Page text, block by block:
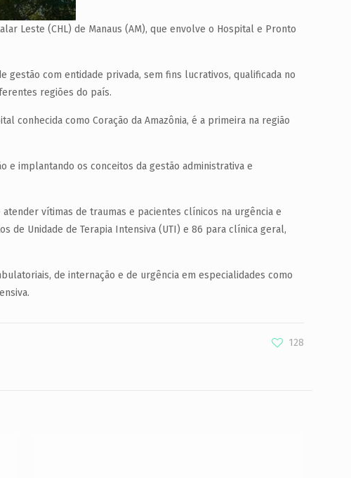
Leste (CHL) de Manaus (AM), que envolve o Hospital e Pronto
gestão com entidade privada, sem fins lucrativos, qualificada no
regiões do país.
conhecida como Coração da Amazônia, é a primeira na região
e implantando os conceitos da gestão administrativa e
vítimas de traumas e pacientes clínicos na urgência e
de Unidade de Terapia Intensiva (UTI) e 86 para clínica geral,
de internação e de urgência em especialidades como
128